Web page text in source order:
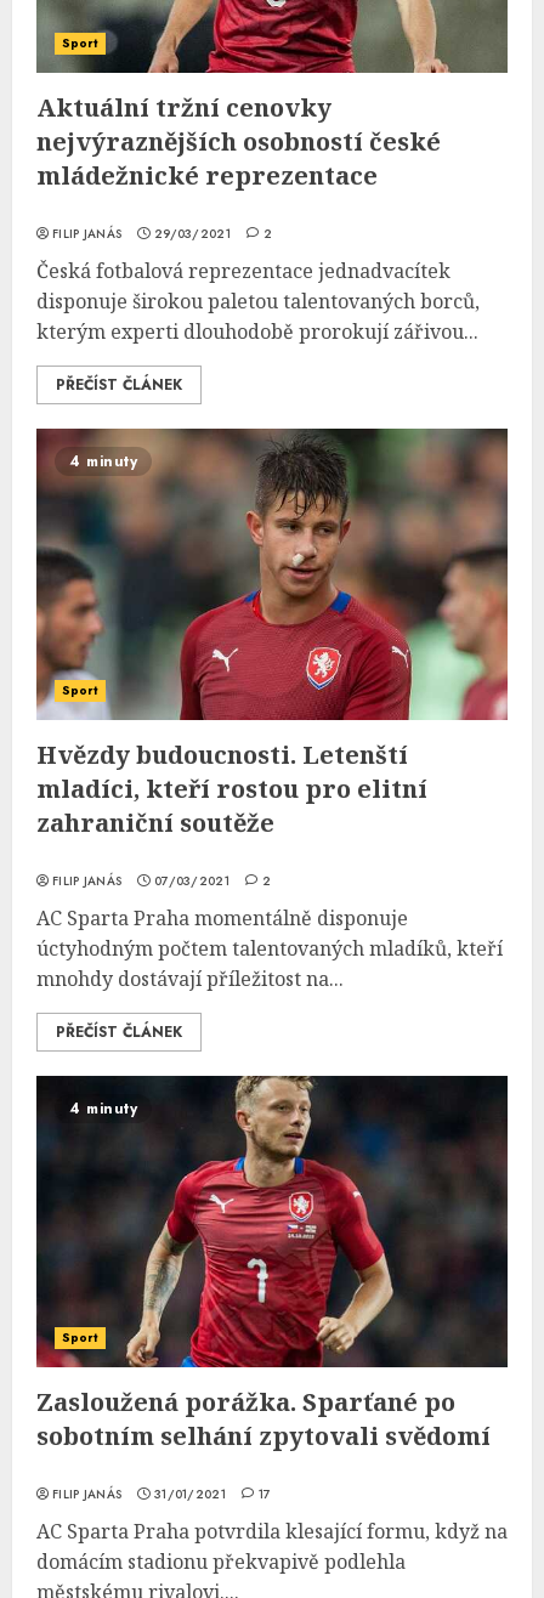
Sport
Aktuální tržní cenovky
nejvýraznějších osobností české
mládežnické reprezentace
FILIP JANÁS 29/03/2021 2
Česká fotbalová reprezentace jednadvacítek
disponuje širokou paletou talentovaných borců,
kterým experti dlouhodobě prorokují zářivou...
PŘEČÍST ČLÁNEK
4 minuty
Sport
Hvězdy budoucnosti. Letenští
mladíci, kteří rostou pro elitní
zahraniční soutěže
FILIP JANÁS 07/03/2021 2
AC Sparta Praha momentálně disponuje
úctyhodným počtem talentovaných mladíků, kteří
mnohdy dostávají příležitost na...
PŘEČÍST ČLÁNEK
4 minuty
Sport
Zasloužená porážka. Sparťané po
sobotním selhání zpytovali svědomí
FILIP JANÁS 31/01/2021 17
AC Sparta Praha potvrdila klesající formu, když na
domácím stadionu překvapivě podlehla
městskému rivalovi....